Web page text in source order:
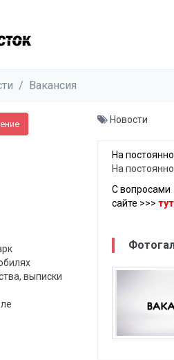
/ Вакансия
выписки
Новости
На
На
С вопросами
сайте >>>